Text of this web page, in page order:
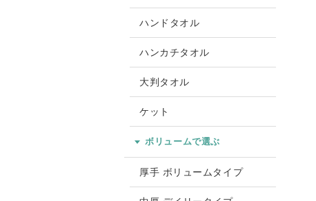
ハンドタオル
ハンカチタオル
大判タオル
ケット
ボリュームで選ぶ
厚手 ボリュームタイプ